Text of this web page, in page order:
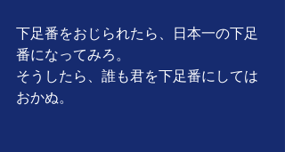
下足番をおじられたら、日本一の下足
番になってみろ。
そうしたら、誰も君を下足番にしては
おかぬ。